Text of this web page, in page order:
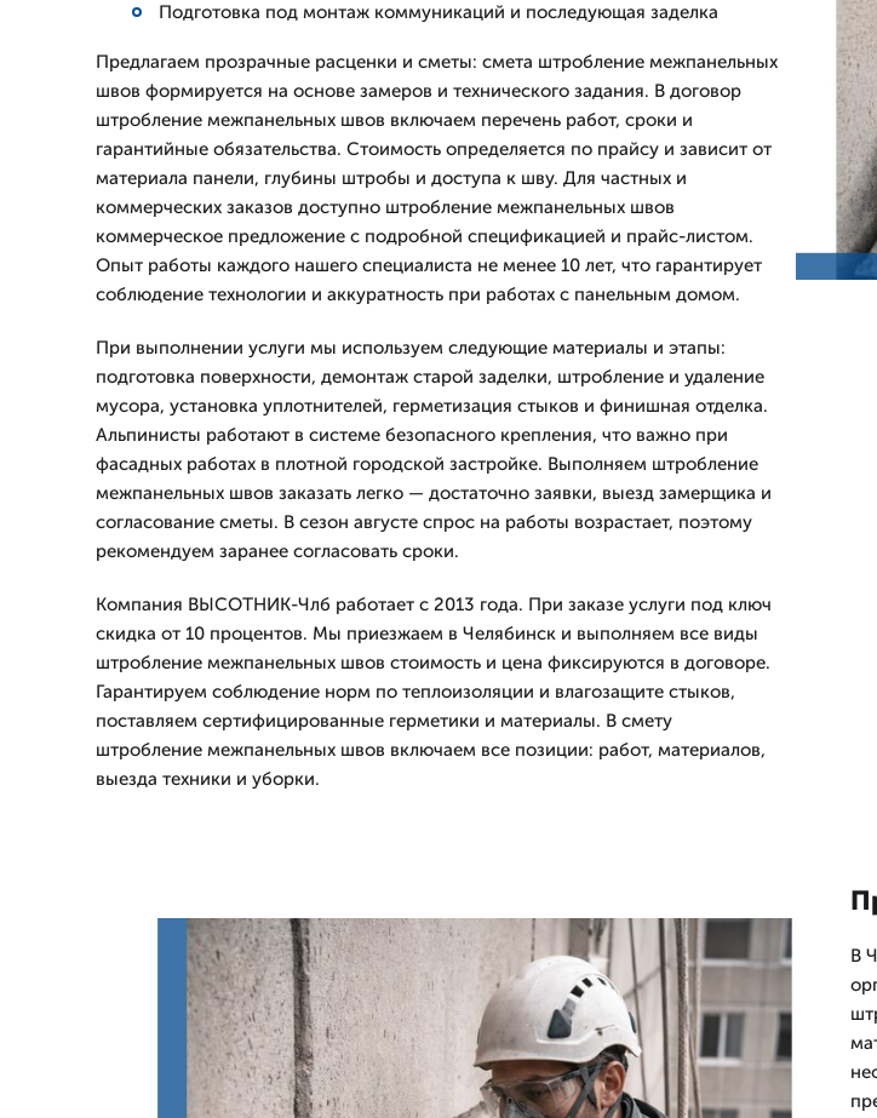
Подготовка под монтаж коммуникаций и последующая заделка
Предлагаем прозрачные расценки и сметы: смета штробление межпанельных
швов формируется на основе замеров и технического задания. В договор
штробление межпанельных швов включаем перечень работ, сроки и
гарантийные обязательства. Стоимость определяется по прайсу и зависит от
материала панели, глубины штробы и доступа к шву. Для частных и
коммерческих заказов доступно штробление межпанельных швов
коммерческое предложение с подробной спецификацией и прайс-листом.
Опыт работы каждого нашего специалиста не менее 10 лет, что гарантирует
соблюдение технологии и аккуратность при работах с панельным домом.
При выполнении услуги мы используем следующие материалы и этапы:
подготовка поверхности, демонтаж старой заделки, штробление и удаление
мусора, установка уплотнителей, герметизация стыков и финишная отделка.
Альпинисты работают в системе безопасного крепления, что важно при
фасадных работах в плотной городской застройке. Выполняем штробление
межпанельных швов заказать легко — достаточно заявки, выезд замерщика и
согласование сметы. В сезон августе спрос на работы возрастает, поэтому
рекомендуем заранее согласовать сроки.
Компания ВЫСОТНИК-Члб работает с 2013 года. При заказе услуги под ключ
скидка от 10 процентов. Мы приезжаем в Челябинск и выполняем все виды
штробление межпанельных швов стоимость и цена фиксируются в договоре.
Гарантируем соблюдение норм по теплоизоляции и влагозащите стыков,
поставляем сертифицированные герметики и материалы. В смету
штробление межпанельных швов включаем все позиции: работ, материалов,
выезда техники и уборки.
В